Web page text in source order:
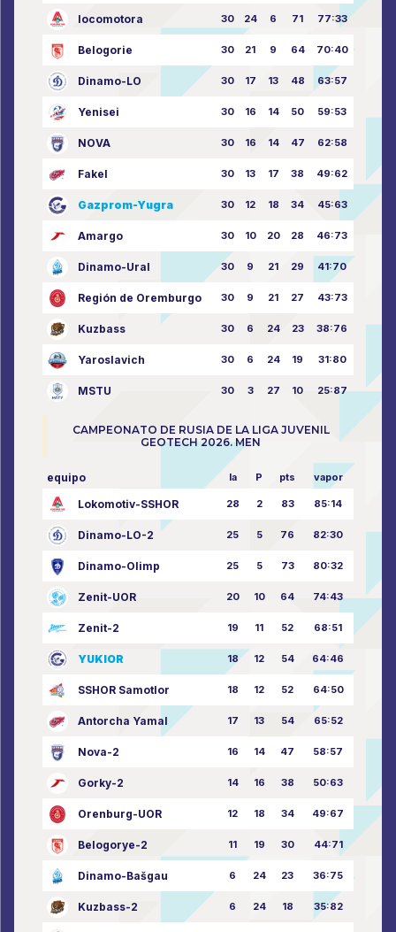
locomotora 30 24 6 71 77:33
Belogorie 30 21 9 64 70:40
Dinamo-LO 30 17 13 48 63:57
Yenisei 30 16 14 50 59:53
NOVA 30 16 14 47 62:58
Fakel 30 13 17 38 49:62
Gazprom-Yugra 30 12 18 34 45:63
Amargo 30 10 20 28 46:73
Dinamo-Ural 30 9 21 29 41:70
Región de Oremburgo 30 9 21 27 43:73
Kuzbass 30 6 24 23 38:76
Yaroslavich 30 6 24 19 31:80
MSTU 30 3 27 10 25:87
CAMPEONATO DE RUSIA DE LA LIGA JUVENIL
GEOTECH 2026. MEN
equipo la P pts vapor
Lokomotiv-SSHOR 28 2 83 85:14
Dinamo-LO-2 25 5 76 82:30
Dinamo-Olimp 25 5 73 80:32
Zenit-UOR 20 10 64 74:43
Zenit-2 19 11 52 68:51
YUKIOR 18 12 54 64:46
SSHOR Samotlor 18 12 52 64:50
Antorcha Yamal 17 13 54 65:52
Nova-2 16 14 47 58:57
Gorky-2 14 16 38 50:63
Orenburg-UOR 12 18 34 49:67
Belogorye-2 11 19 30 44:71
Dinamo-Bašgau 6 24 23 36:75
Kuzbass-2 6 24 18 35:82